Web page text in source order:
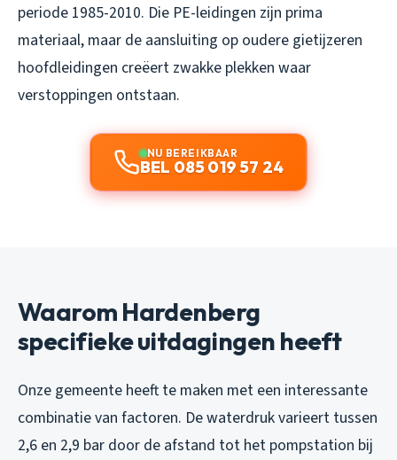
periode 1985-2010. Die PE-leidingen zijn prima
materiaal, maar de aansluiting op oudere gietijzeren
hoofdleidingen creëert zwakke plekken waar
verstoppingen ontstaan.
NU BEREIKBAAR
BEL 085 019 57 24
Waarom Hardenberg
specifieke uitdagingen heeft
Onze gemeente heeft te maken met een interessante
combinatie van factoren. De waterdruk varieert tussen
2,6 en 2,9 bar door de afstand tot het pompstation bij